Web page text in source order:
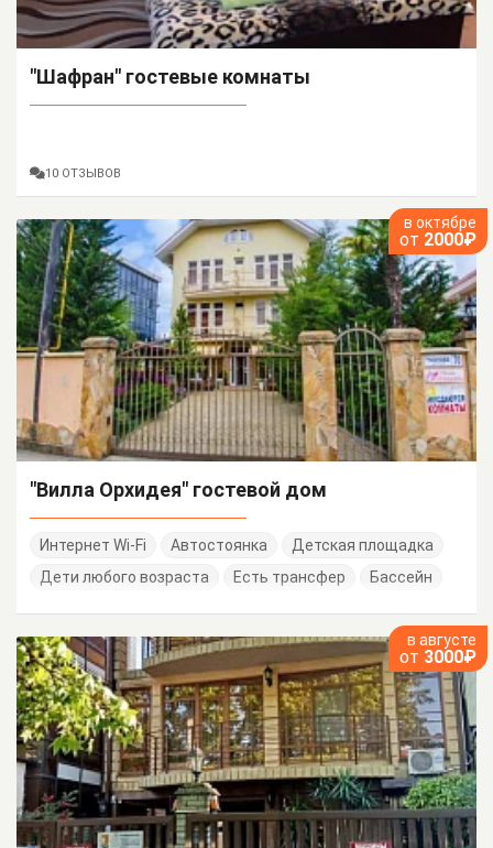
"Шафран" гостевые комнаты
10 ОТЗЫВОВ
в октябре
от 2000₽
"Вилла Орхидея" гостевой дом
Интернет Wi-Fi Автостоянка
Детская площадка
Дети любого возраста
Есть трансфер Бассейн
в августе
от 3000₽